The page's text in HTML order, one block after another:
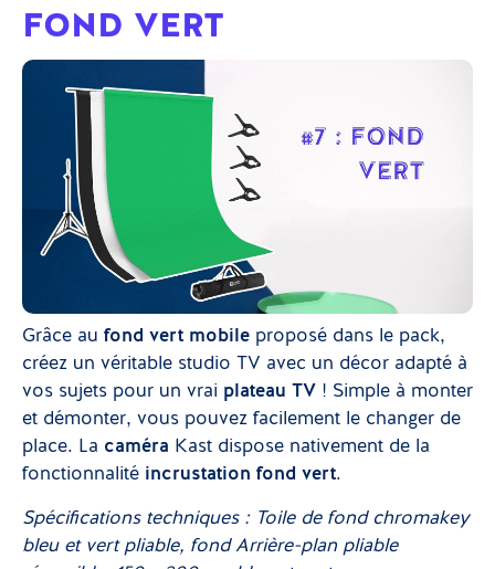
FOND VERT
Grâce au fond vert mobile proposé dans le pack,
créez un véritable studio TV avec un décor adapté à
vos sujets pour un vrai plateau TV ! Simple à monter
et démonter, vous pouvez facilement le changer de
place. La caméra Kast dispose nativement de la
fonctionnalité incrustation fond vert.
Spécifications techniques : Toile de fond chromakey
bleu et vert pliable, fond Arrière-plan pliable